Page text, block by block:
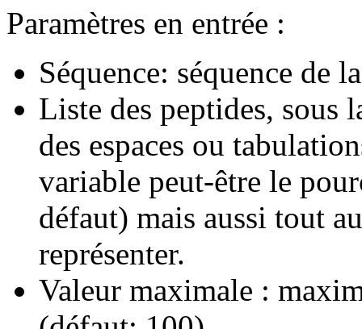
Paramètres en entrée :
Séquence: séquence de
Liste des peptides, sous
des espaces ou
variable peut-être le
défaut) mais aussi tout
représenter.
Valeur maximale :